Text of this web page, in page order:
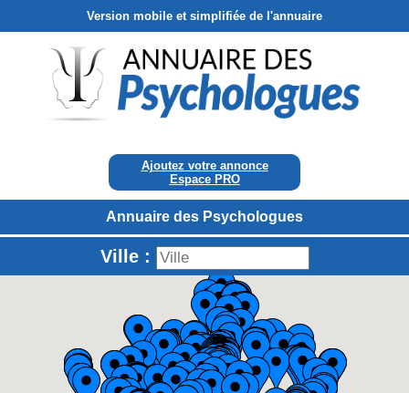
Version mobile et simplifiée de l'annuaire
Ajoutez votre annonce
Espace PRO
Annuaire des Psychologues
Ville :